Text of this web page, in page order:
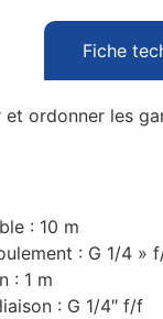
Fiche
ordonner les
: 10 m
: G 1/4 »
: 1 m
: G 1/4″ f/f